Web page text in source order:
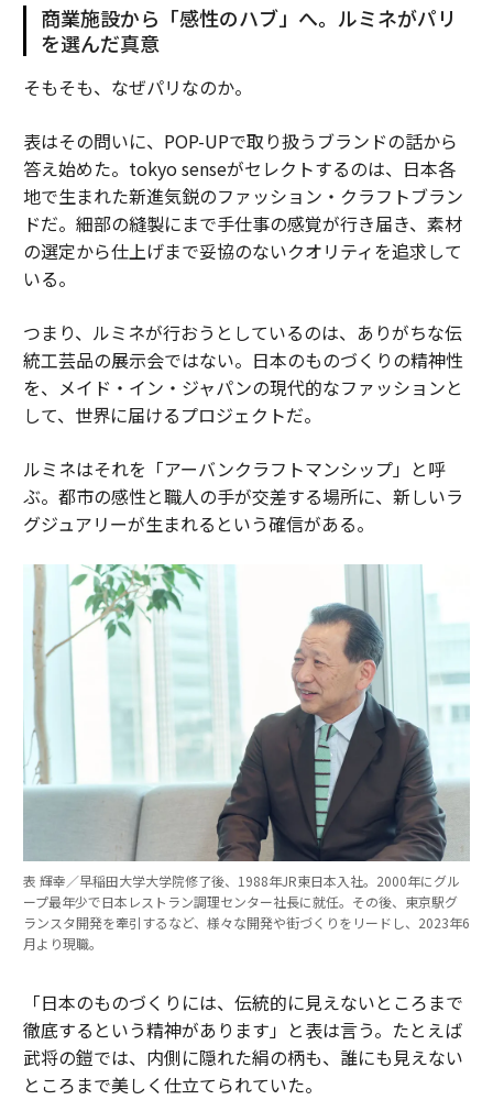
商業施設から「感性のハブ」へ。ルミネがパリ
を選んだ真意
そもそも、なぜパリなのか。
表はその問いに、POP-UPで取り扱うブランドの話から
答え始めた。tokyo senseがセレクトするのは、日本各
地で生まれた新進気鋭のファッション・クラフトブラン
ドだ。細部の縫製にまで手仕事の感覚が行き届き、素材
の選定から仕上げまで妥協のないクオリティを追求して
いる。
つまり、ルミネが行おうとしているのは、ありがちな伝
統工芸品の展示会ではない。日本のものづくりの精神性
を、メイド・イン・ジャパンの現代的なファッションと
して、世界に届けるプロジェクトだ。
ルミネはそれを「アーバンクラフトマンシップ」と呼
ぶ。都市の感性と職人の手が交差する場所に、新しいラ
グジュアリーが生まれるという確信がある。
表 輝幸／早稲田大学大学院修了後、1988年JR東日本入社。2000年にグル
ープ最年少で日本レストラン調理センター社長に就任。その後、東京駅グ
ランスタ開発を牽引するなど、様々な開発や街づくりをリードし、2023年6
月より現職。
「日本のものづくりには、伝統的に見えないところまで
徹底するという精神があります」と表は言う。たとえば
武将の鎧では、内側に隠れた絹の柄も、誰にも見えない
ところまで美しく仕立てられていた。